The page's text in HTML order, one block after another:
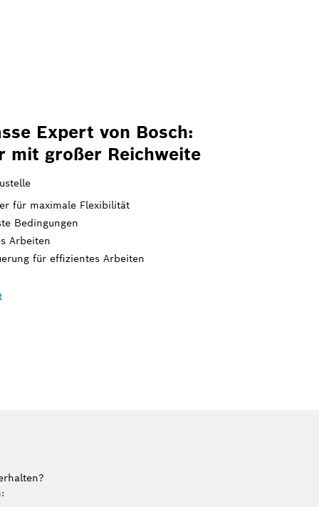
Expert von Bosch:
mit großer Reichweite
für maximale Flexibilität
Bedingungen
Arbeiten
für effizientes Arbeiten